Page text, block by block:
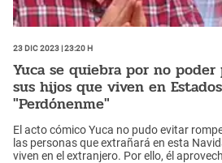
23 Dic 2023 | 23:20 h
Yuca se quiebra por no poder
sus hijos que viven en
"Perdónenme"
El acto cómico Yuca no pudo evitar
las personas que extrañará en esta
viven en el extranjero. Por ello, él